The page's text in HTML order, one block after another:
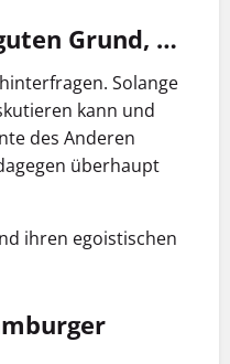
Grund, …
Solange
kann und
des Anderen
überhaupt
ihren egoistischen